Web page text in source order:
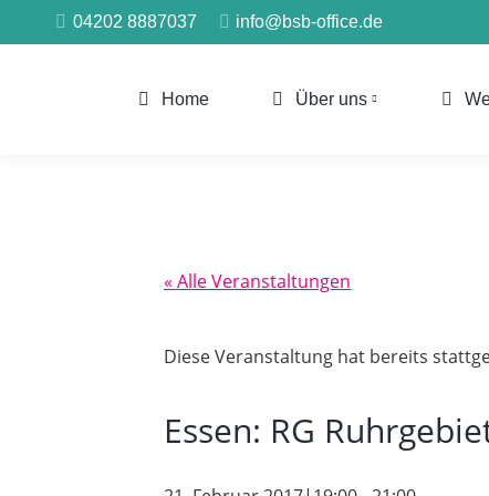
04202 8887037 info@bsb-office.de
Home Über uns
« Alle Veranstaltungen
Diese Veranstaltung hat bereits
Essen: RG